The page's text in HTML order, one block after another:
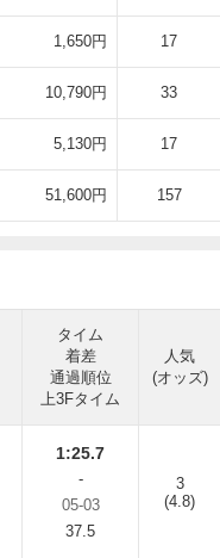
1,650円 17
10,790円 33
5,130円 17
51,600円 157
タイム
着差
通過順位
上3Fタイム
人気
(オッズ)
1:25.7
-
05-03
37.5
3
(4.8)